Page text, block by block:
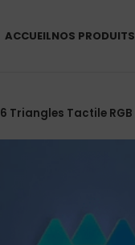
ACCUEILNOS PRODUITS
6 Triangles Tactile RGB